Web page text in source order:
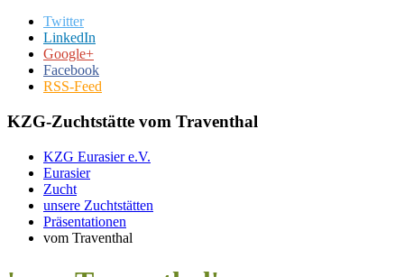
Twitter
LinkedIn
Google+
Facebook
RSS-Feed
KZG-Zuchtstätte vom Traventhal
KZG Eurasier e.V.
Eurasier
Zucht
unsere Zuchtstätten
Präsentationen
vom Traventhal